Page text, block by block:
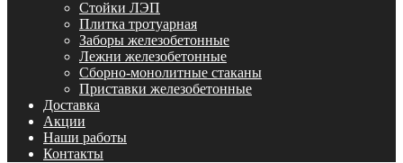
Стойки ЛЭП
Плитка тротуарная
Заборы железобетонные
Лежни железобетонные
Сборно-монолитные стаканы
Приставки железобетонные
Доставка
Акции
Наши работы
Контакты